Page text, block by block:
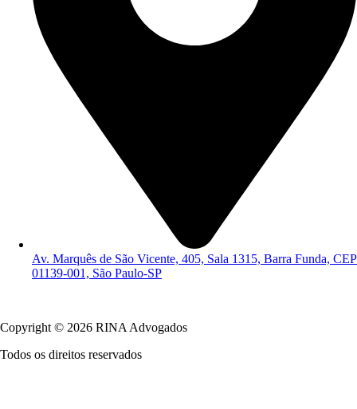
Av. Marquês de São Vicente, 405, Sala 1315, Barra Funda, CEP
01139-001, São Paulo-SP
Copyright © 2026 RINA Advogados
Todos os direitos reservados